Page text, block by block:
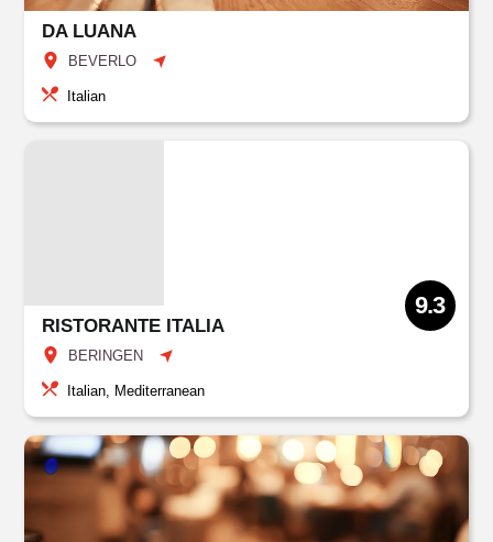
DA LUANA
BEVERLO
Italian
RISTORANTE ITALIA
BERINGEN
9.3
Italian, Mediterranean